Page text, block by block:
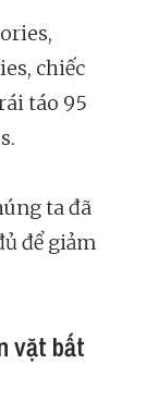
chiếc
táo 95
ta đã
để giảm
vặt bất